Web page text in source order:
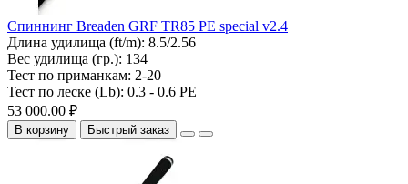
Спиннинг Breaden GRF TR85 PE special v2.4
Длина удилища (ft/m): 8.5/2.56
Вес удилища (гр.): 134
Тест по приманкам: 2-20
Тест по леске (Lb): 0.3 - 0.6 PE
53 000.00 ₽
В корзину Быстрый заказ